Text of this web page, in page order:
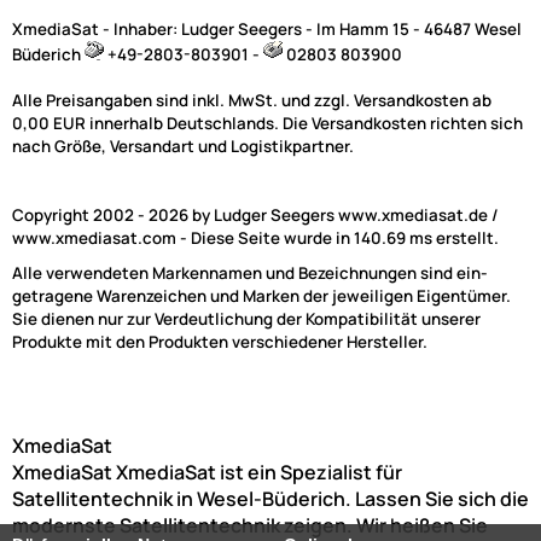
XmediaSat - Inhaber: Ludger Seegers - Im Hamm 15 - 46487 Wesel
Büderich
+49-2803-803901 - 02803 803900
Alle Preisangaben sind inkl. MwSt. und zzgl. Versandkosten ab
0,00 EUR innerhalb Deutschlands. Die Versandkosten richten sich
nach Größe, Versandart und Logistikpartner.
Copyright 2002 - 2026 by Ludger Seegers www.xmediasat.de /
www.xmediasat.com - Diese Seite wurde in 140.69 ms erstellt.
Alle verwendeten Markennamen und Bezeichnungen sind ein-
getragene Warenzeichen und Marken der jeweiligen Eigentümer.
Sie dienen nur zur Verdeutlichung der Kompatibilität unserer
Produkte mit den Produkten verschiedener Hersteller.
XmediaSat
XmediaSatXmediaSat ist ein Spezialist für
Satellitentechnik in Wesel-Büderich. Lassen Sie sich die
modernste Satellitentechnik zeigen. Wir heißen Sie